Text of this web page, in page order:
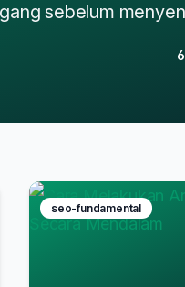
sebelum
seo-fundamental